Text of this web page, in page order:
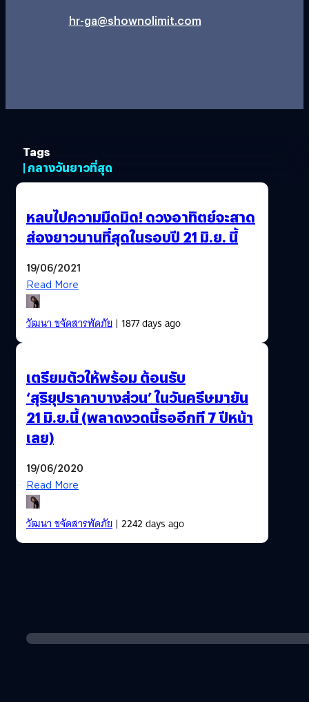
hr-ga@shownolimit.com
Tags
| กลางวันยาวที่สุด
หลบไปความมืดมิด! ดวงอาทิตย์จะสาด
ส่องยาวนานที่สุดในรอบปี 21 มิ.ย. นี้
19/06/2021
Read More
วัฒนา ขจัดสารพัดภัย| 1877 days ago
เตรียมตัวให้พร้อม ต้อนรับ
‘สุริยุปราคาบางส่วน’ ในวันครีษมายัน
21 มิ.ย.นี้ (พลาดงวดนี้รออีกที 7 ปีหน้า
เลย)
19/06/2020
Read More
วัฒนา ขจัดสารพัดภัย| 2242 days ago